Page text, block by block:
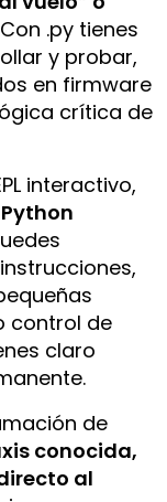
.py tienes
y probar,
en firmware
crítica de
interactivo,
control de
claro
de
conocida,
al